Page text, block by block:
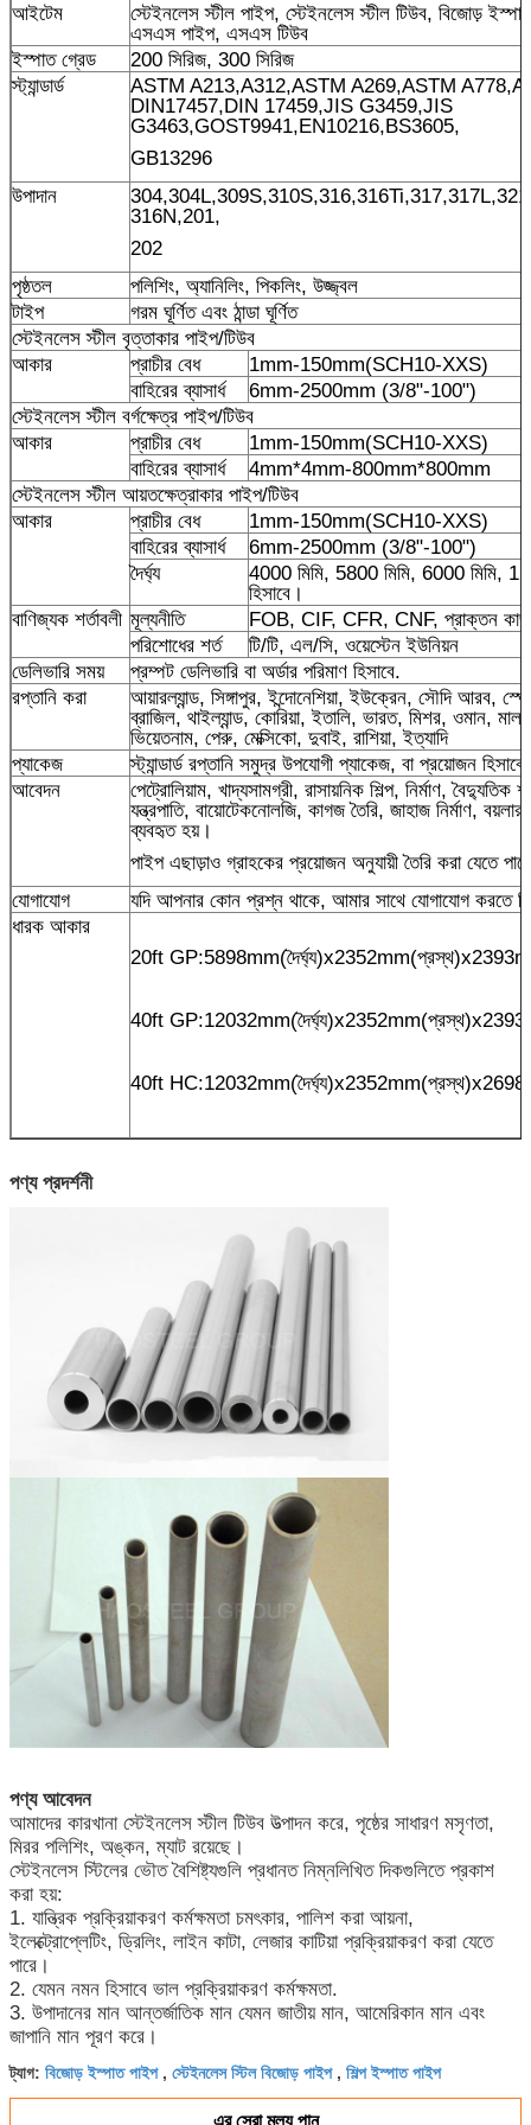
আইটেম
স্টেইনলেস স্টীল পাইপ, স্টেইনলেস স্টীল টিউব, বিজোড়
এসএস পাইপ, এসএস টিউব
ইস্পাত গ্রেড
200 সিরিজ, 300 সিরিজ
স্ট্যান্ডার্ড
ASTM A213,A312,ASTM A269,ASTM
DIN17457,DIN 17459,JIS G3459,JIS
G3463,GOST9941,EN10216,BS3605,
GB13296
উপাদান
316N,201,
202
পৃষ্ঠতল
পলিশিং, অ্যানিলিং, পিকলিং, উজ্জ্বল
টাইপ
গরম ঘূর্ণিত এবং ঠান্ডা ঘূর্ণিত
স্টেইনলেস স্টীল বৃত্তাকার পাইপ/টিউব
আকার
প্রাচীর বেধ
1mm-150mm(SCH10-XXS)
বাহিরের ব্যাসার্ধ
6mm-2500mm (3/8"-100")
স্টেইনলেস স্টীল বর্গক্ষেত্র পাইপ/টিউব
আকার
প্রাচীর বেধ
1mm-150mm(SCH10-XXS)
বাহিরের ব্যাসার্ধ
4mm*4mm-800mm*800mm
স্টেইনলেস স্টীল আয়তক্ষেত্রাকার পাইপ/টিউব
আকার
প্রাচীর বেধ
1mm-150mm(SCH10-XXS)
বাহিরের ব্যাসার্ধ
6mm-2500mm (3/8"-100")
দৈর্ঘ্য
4000 মিমি, 5800 মিমি, 6000 মিমি,
হিসাবে।
বাণিজ্যক শর্তাবলী মূল্যনীতি
FOB, CIF, CFR, CNF, প্রাক্তন কাজ
পরিশোধের শর্ত
টি/টি, এল/সি, ওয়েস্টেন ইউনিয়ন
ডেলিভারি সময়
প্রম্পট ডেলিভারি বা অর্ডার পরিমাণ হিসাবে.
রপ্তানি করা
আয়ারল্যান্ড, সিঙ্গাপুর, ইন্দোনেশিয়া, ইউক্রেন, সৌদি আরব,
ব্রাজিল, থাইল্যান্ড, কোরিয়া, ইতালি, ভারত, মিশর, ওমান,
ভিয়েতনাম, পেরু, মেক্সিকো, দুবাই, রাশিয়া, ইত্যাদি
প্যাকেজ
স্ট্যান্ডার্ড রপ্তানি সমুদ্র উপযোগী প্যাকেজ, বা প্রয়োজন
আবেদন
পেট্রোলিয়াম, খাদ্যসামগ্রী, রাসায়নিক শিল্প, নির্মাণ,
যন্ত্রপাতি, বায়োটেকনোলজি, কাগজ তৈরি, জাহাজ নির্মাণ, বয়লার
ব্যবহৃত হয়।
পাইপ এছাড়াও গ্রাহকের প্রয়োজন অনুযায়ী তৈরি করা যেতে
যোগাযোগ
যদি আপনার কোন প্রশ্ন থাকে, আমার সাথে যোগাযোগ করতে
ধারক আকার
20ft
40ft
40ft
পণ্য প্রদর্শনী
পণ্য আবেদন
আমাদের কারখানা স্টেইনলেস স্টীল টিউব উত্পাদন করে, পৃষ্ঠের সাধারণ মসৃণতা,
মিরর পলিশিং, অঙ্কন, ম্যাট রয়েছে।
স্টেইনলেস স্টিলের ভৌত বৈশিষ্ট্যগুলি প্রধানত নিম্নলিখিত দিকগুলিতে প্রকাশ
করা হয়:
1. যান্ত্রিক প্রক্রিয়াকরণ কর্মক্ষমতা চমৎকার, পালিশ করা আয়না,
ইলেক্ট্রোপ্লেটিং, ড্রিলিং, লাইন কাটা, লেজার কাটিয়া প্রক্রিয়াকরণ করা যেতে
পারে।
2. যেমন নমন হিসাবে ভাল প্রক্রিয়াকরণ কর্মক্ষমতা.
3. উপাদানের মান আন্তর্জাতিক মান যেমন জাতীয় মান, আমেরিকান মান এবং
জাপানি মান পূরণ করে।
ট্যাগ: বিজোড় ইস্পাত পাইপ, স্টেইনলেস স্টিল বিজোড় পাইপ, শিল্প ইস্পাত পাইপ